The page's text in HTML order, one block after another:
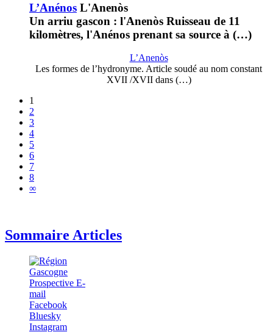
L’Anénos L'Anenòs
Un arriu gascon : l'Anenòs Ruisseau de 11
kilomètres, l'Anénos prenant sa source à (…)
L’Anenòs
Les formes de l’hydronyme. Article soudé au nom constant
XVII /XVII dans (…)
1
2
3
4
5
6
7
8
∞
Sommaire Articles